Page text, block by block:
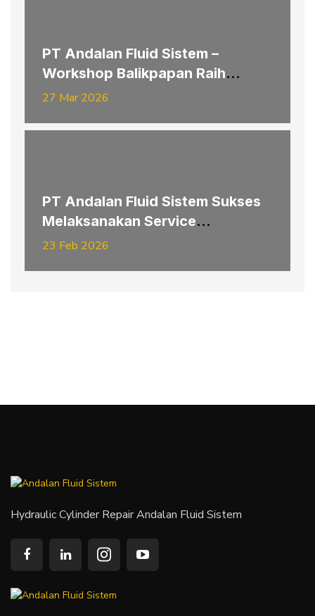
PT Andalan Fluid Sistem –
Workshop Balikpapan Raih
Penghargaan K3 Provinsi
27 Mar 2026
PT Andalan Fluid Sistem Sukses
Melaksanakan Service
Replacement Pipe Hydraulic
23 Feb 2026
Hydraulic Cylinder Repair Andalan Fluid Sistem